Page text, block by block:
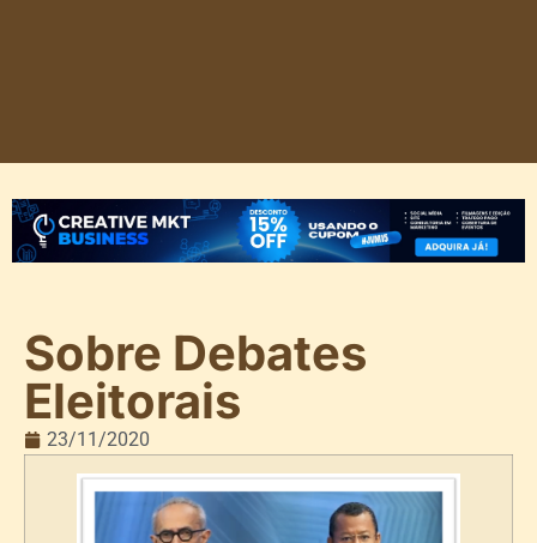
Sobre Debates
Eleitorais
23/11/2020